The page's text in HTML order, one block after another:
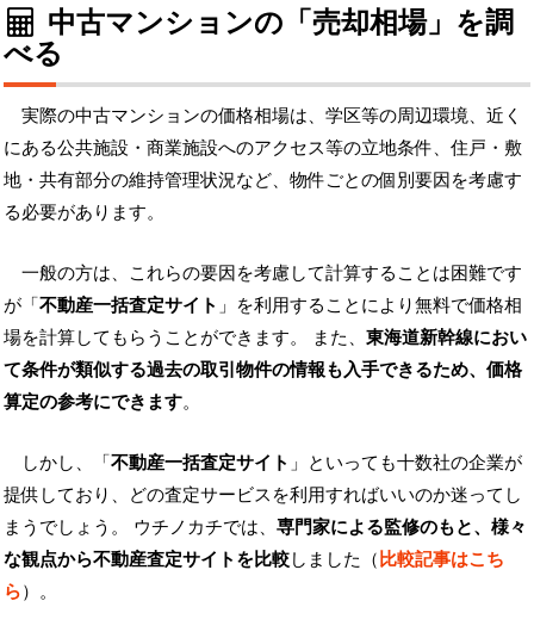
中古マンションの「売却相場」を調
べる
実際の中古マンションの価格相場は、学区等の周辺環境、近く
にある公共施設・商業施設へのアクセス等の立地条件、住戸・敷
地・共有部分の維持管理状況など、物件ごとの個別要因を考慮す
る必要があります。
一般の方は、これらの要因を考慮して計算することは困難です
が「不動産一括査定サイト 」を利用することにより無料で価格相
場を計算してもらうことができます。 また、 東海道新幹線におい
て条件が類似する過去の取引物件の情報も入手できるため、価格
算定の参考にできます。
しかし、「不動産一括査定サイト 」といっても十数社の企業が
提供しており、どの査定サービスを利用すればいいのか迷ってし
まうでしょう。 ウチノカチでは、 専門家による監修のもと、様々
な観点から不動産査定サイトを比較しました（比較記事はこち
ら）。